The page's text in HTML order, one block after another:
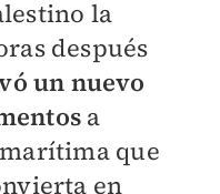
la
después
un nuevo
a
que
en